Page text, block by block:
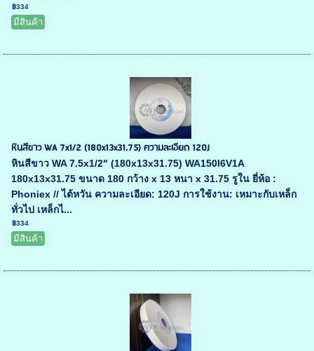
฿334
มีสินค้า
หินสีขาว WA 7x1/2 (180x13x31.75) ความละเอียด 120J
หินสีขาว WA 7.5x1/2" (180x13x31.75) WA150I6V1A
180x13x31.75 ขนาด 180 กว้าง x 13 หนา x 31.75 รูใน ยี่ห้อ :
Phoniex // ไต้หวัน ความละเอียด: 120J การใช้งาน: เหมาะกับเหล็ก
ทั่วไป เหล็กไ...
฿334
มีสินค้า